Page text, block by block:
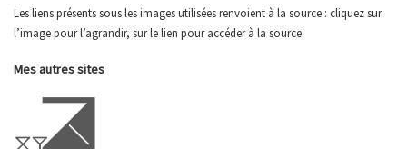
Les liens présents sous les images utilisées renvoient à la source : cliquez sur
l’image pour l’agrandir, sur le lien pour accéder à la source.
Mes autres sites